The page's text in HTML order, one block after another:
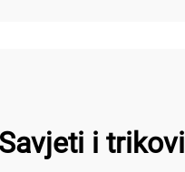
Savjeti i trikovi